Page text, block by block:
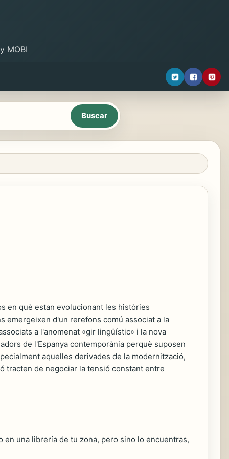
MOBI
en què estan evolucionant les històries
emergeixen d'un rerefons comú associat a la
a l'anomenat «gir lingüístic» i la nova
de l'Espanya contemporània perquè suposen
aquelles derivades de la modernització,
tracten de negociar la tensió constant entre
una librería de tu zona, pero sino lo encuentras,